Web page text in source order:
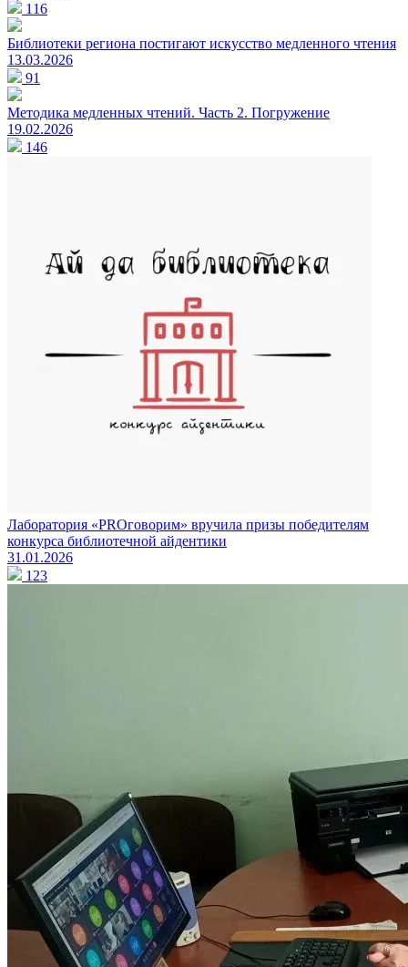
116
Библиотеки региона постигают искусство медленного чтения
13.03.2026
91
Методика медленных чтений. Часть 2. Погружение
19.02.2026
146
Лаборатория «PROговорим» вручила призы победителям
конкурса библиотечной айдентики
31.01.2026
123